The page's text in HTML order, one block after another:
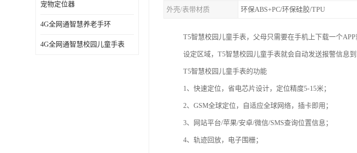
宠物定位器
4G全网通智慧养老手环
4G全网通智慧校园儿童手表
外壳/表带材质 环保ABS+PC/环保硅胶/TPU
T5智慧校园儿童手表，父母只需要在手机上下载一个
设定区域，T5智慧校园儿童手表就会自动发送报警信息
T5智慧校园儿童手表的功能
1、快速定位，省电芯片设计，定位精度5-15米；
2、GSM全球定位，自适应全球网络，插卡即用；
3、网站平台/苹果/安卓/微信/SMS查询位置信息；
4、轨迹回放，电子围栅；